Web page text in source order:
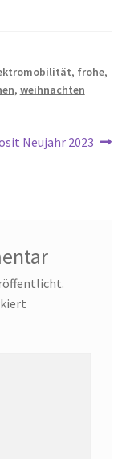
, frohe,
, weihnachten
Neujahr 2023